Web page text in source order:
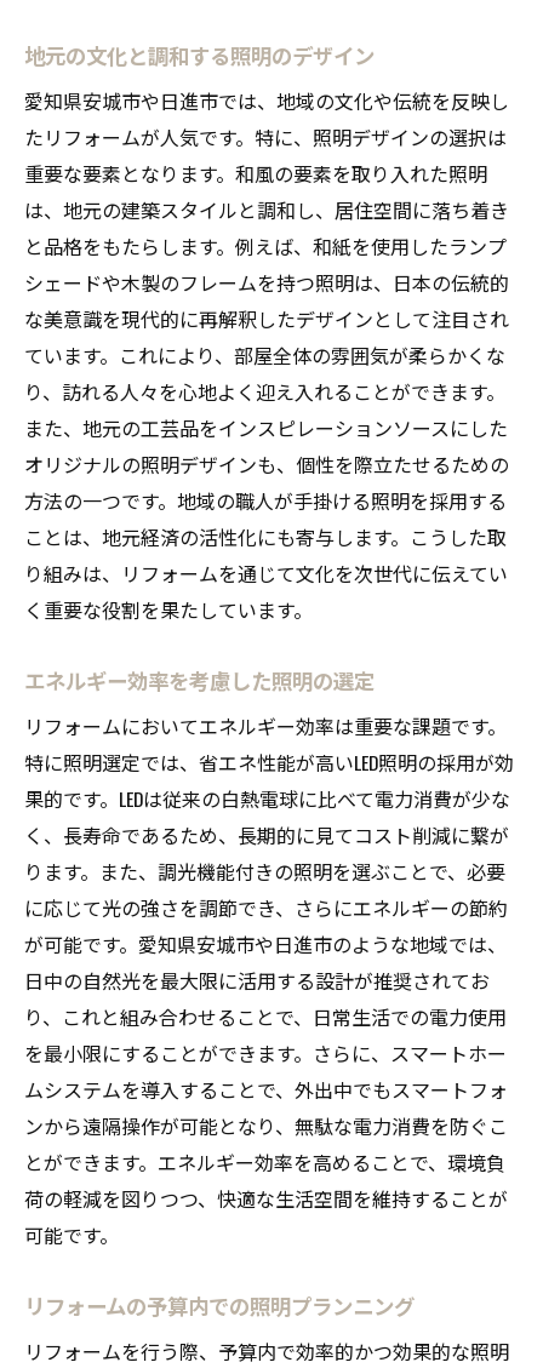
ユーザーの声を反映した照明の活用事例
自然光と人工光のバランスで快適な住まい作り
を目指す
朝夕の光を活かした照明配置
自然光を取り入れるための窓設計
人工光で補う夜間の明るさ戦略
住まい全体の光の流れを考慮した設計
外部からのグレアを防ぐための工夫
エコな住まいを実現する照明システム
アートデコスタイルに合う照明選びで空間の魅
力を引き出す
アートデコと調和する装飾的な照明器具
色温度を調整した空間演出
アートデコスタイルを引き立てる間接照明
個性的な照明デザインでユニークな空間に
ト
調光機能を活用した時間帯に応じた雰囲気作り
のポイント
一日の流れに合わせた照明プログラム
調光機能で作るリラックス空間
時間帯別の明るさ調整による快適性アップ
異なるシーンに応じた照明の使い分け
機能性とデザイン性を両立する調光システ
ム
季節に応じた調光テクニック
愛知県安城市・日進市のリフォームで暮らしの
質を高める照明活用術
健康的な生活を支える照明の工夫
地域特有のライフスタイルに合わせた照明
日常生活を豊かにするための照明の活用法
地元の文化と調和する照明のデザイン
愛知県安城市や日進市では、地域の文化や伝統を反映し
たリフォームが人気です。特に、照明デザインの選択は
重要な要素となります。和風の要素を取り入れた照明
は、地元の建築スタイルと調和し、居住空間に落ち着き
と品格をもたらします。例えば、和紙を使用したランプ
シェードや木製のフレームを持つ照明は、日本の伝統的
な美意識を現代的に再解釈したデザインとして注目され
ています。これにより、部屋全体の雰囲気が柔らかくな
り、訪れる人々を心地よく迎え入れることができます。
また、地元の工芸品をインスピレーションソースにした
オリジナルの照明デザインも、個性を際立たせるための
方法の一つです。地域の職人が手掛ける照明を採用する
ことは、地元経済の活性化にも寄与します。こうした取
り組みは、リフォームを通じて文化を次世代に伝えてい
く重要な役割を果たしています。
エネルギー効率を考慮した照明の選定
リフォームにおいてエネルギー効率は重要な課題です。
特に照明選定では、省エネ性能が高いLED照明の採用が効
果的です。LEDは従来の白熱電球に比べて電力消費が少な
く、長寿命であるため、長期的に見てコスト削減に繋が
ります。また、調光機能付きの照明を選ぶことで、必要
に応じて光の強さを調節でき、さらにエネルギーの節約
が可能です。愛知県安城市や日進市のような地域では、
日中の自然光を最大限に活用する設計が推奨されてお
り、これと組み合わせることで、日常生活での電力使用
を最小限にすることができます。さらに、スマートホー
ムシステムを導入することで、外出中でもスマートフォ
ンから遠隔操作が可能となり、無駄な電力消費を防ぐこ
とができます。エネルギー効率を高めることで、環境負
荷の軽減を図りつつ、快適な生活空間を維持することが
可能です。
リフォームの予算内での照明プランニング
リフォームを行う際、予算内で効率的かつ効果的な照明